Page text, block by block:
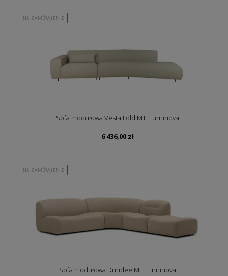
NA ZAMÓWIENIE
Sofa modułowa Vesta Fold MTI Furninova
6 436,00 zł
NA ZAMÓWIENIE
Sofa modułowa Dundee MTI Furninova